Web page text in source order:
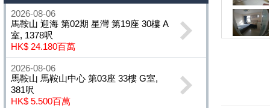
2026-08-06
馬鞍山 迎海 第02期 星灣 第19座 30樓 A
室, 1378呎
HK$ 24.180百萬
2026-08-06
馬鞍山 馬鞍山中心 第03座 33樓 G室,
381呎
HK$ 5.500百萬